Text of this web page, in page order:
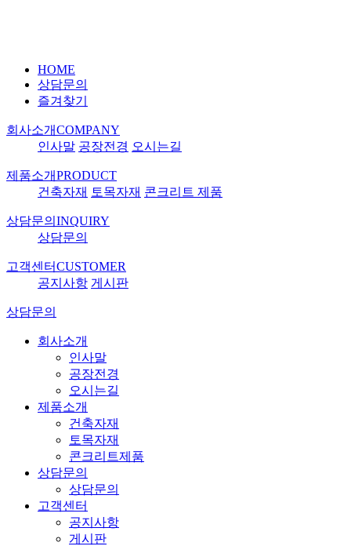
HOME
상담문의
즐겨찾기
회사소개COMPANY
인사말 공장전경 오시는길
제품소개PRODUCT
건축자재 토목자재 콘크리트 제품
상담문의 INQUIRY
상담문의
고객센터CUSTOMER
공지사항 게시판
상담문의
회사소개
인사말
공장전경
오시는길
제품소개
건축자재
토목자재
콘크리트제품
상담문의
상담문의
고객센터
공지사항
게시판